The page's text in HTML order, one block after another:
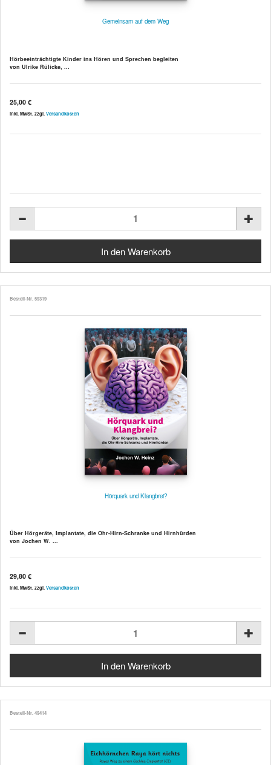
Gemeinsam auf dem Weg
Hörbeeinträchtigte Kinder ins Hören und Sprechen begleiten
von Ulrike Rülicke, ...
25,00 €
inkl. MwSt. zzgl. Versandkosten
Bestell-Nr. 59319
Hörquark und Klangbrei?
Über Hörgeräte, Implantate, die Ohr-Hirn-Schranke und Hirnhürden
von Jochen W. ...
29,80 €
inkl. MwSt. zzgl. Versandkosten
Bestell-Nr. 49414